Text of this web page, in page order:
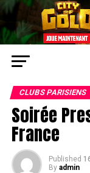
CLUBS PARISIENS
Soirée
France
Published
By admin